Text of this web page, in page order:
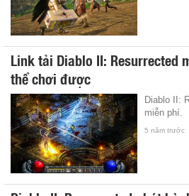
Link tải Diablo II: Resurrected
thể chơi được
Diablo II:
miễn phí.
5 năm trước